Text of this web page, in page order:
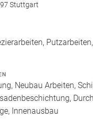
Stuttgart
Neubau Arbeiten,
Innenausbau